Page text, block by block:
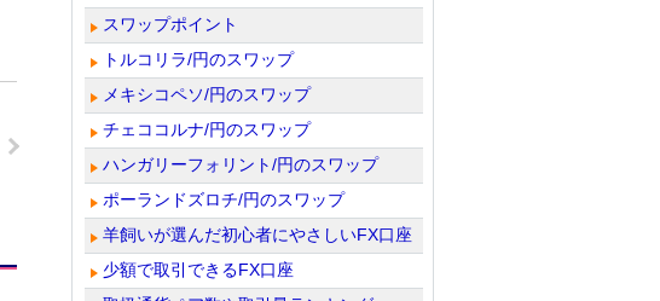
スワップポイント
トルコリラ/円のスワップ
メキシコペソ/円のスワップ
チェココルナ/円のスワップ
ハンガリーフォリント/円のスワップ
ポーランドズロチ/円のスワップ
羊飼いが選んだ初心者にやさしいFX口座
少額で取引できるFX口座